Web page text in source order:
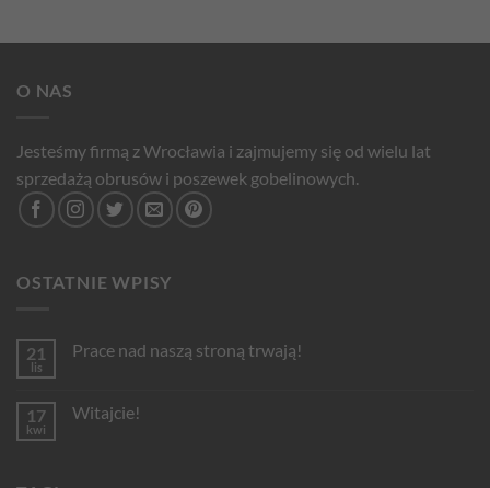
O NAS
Jesteśmy firmą z Wrocławia i zajmujemy się od wielu lat
sprzedażą obrusów i poszewek gobelinowych.
OSTATNIE WPISY
21
lis
Prace nad naszą stroną trwają!
Prace
17
kwi
Witajcie!